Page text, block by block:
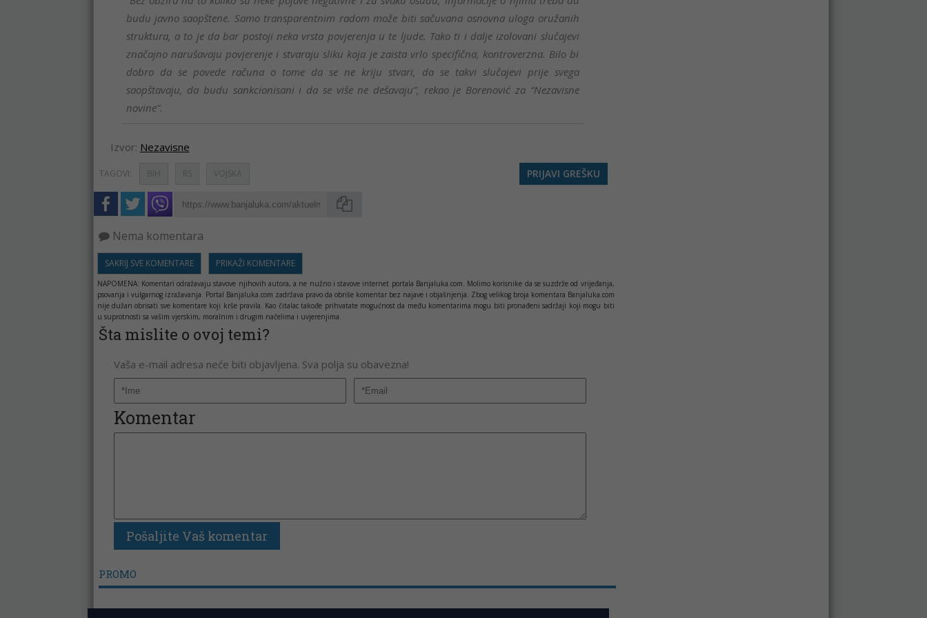
budu javno saopštene. Samo transparentnim radom može biti sačuvana osnovna uloga oružanih
struktura, a to je da bar postoji neka vrsta povjerenja u te ljude. Tako ti i dalje izolovani slučajevi
značajno narušavaju povjerenje i stvaraju sliku koja je zaista vrlo specifična, kontroverzna. Bilo bi
dobro da se povede računa o tome da se ne kriju stvari, da se takvi slučajevi prije svega
saopštavaju, da budu sankcionisani i da se više ne dešavaju”, rekao je Borenović za “Nezavisne
novine”.
Izvor: Nezavisne
TAGOVI: BIH RS VOJSKA PRIJAVI GREŠKU
Nema komentara
SAKRIJ SVE KOMENTARE PRIKAŽI KOMENTARE
NAPOMENA: Komentari odražavaju stavove njihovih autora, a ne nužno i stavove internet portala Banjaluka.com. Molimo korisnike da se suzdrže od vrijeđanja,
psovanja i vulgarnog izražavanja. Portal Banjaluka.com zadržava pravo da obriše komentar bez najave i objašnjenja. Zbog velikog broja komentara Banjaluka.com
nije dužan obrisati sve komentare koji krše pravila. Kao čitalac takođe prihvatate mogućnost da među komentarima mogu biti pronađeni sadržaji koji mogu biti
u suprotnosti sa vašim vjerskim, moralnim i drugim načelima i uvjerenjima.
Šta mislite o ovoj temi?
Vaša e-mail adresa neće biti objavljena. Sva polja su obavezna!
Komentar
PROMO